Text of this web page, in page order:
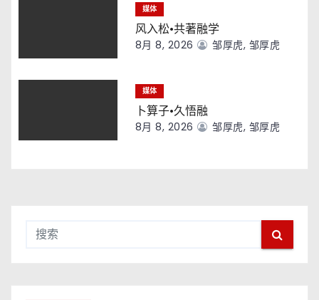
媒体
风入松·共著融学
8月 8, 2026 邹厚虎, 邹厚虎
媒体
卜算子·久悟融
8月 8, 2026 邹厚虎, 邹厚虎